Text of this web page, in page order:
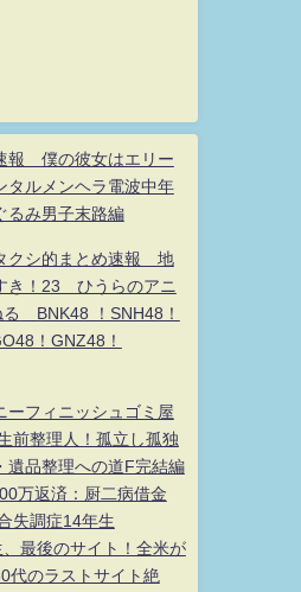
報 僕の彼女はエリー
タルメンヘラ電波中年
るみ男子末路編
クシ的まとめ速報 地
き！23 ひうらのアニ
る BNK48 ！SNH48！
！GNZ48！
ーフィニッシュゴミ屋
前整理人！孤立し孤独
遺品整理への道F完結編
万返済：厨二病借金
失調症14年生
最後のサイト！全米が
代のラストサイト絶